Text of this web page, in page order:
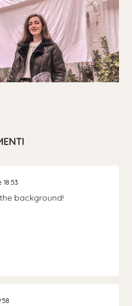
background!